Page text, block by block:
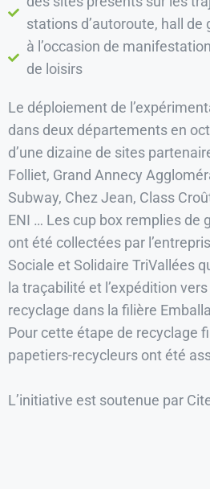
stations d’autoroute, hall de
à l’occasion de
de loisirs
Le déploiement de
dans deux départements en
d’une dizaine de sites
Folliet, Grand Annecy
Subway, Chez Jean, Class
ENI … Les cup box remplies de
ont été collectées par
Sociale et Solidaire TriVallées
la traçabilité et l’expédition
recyclage dans la filière
Pour cette étape de recyclage
papetiers-recycleurs ont été
L’initiative est soutenue par